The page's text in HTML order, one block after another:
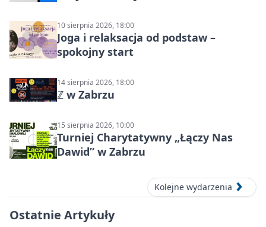
10 sierpnia 2026, 18:00
Joga i relaksacja od podstaw –
spokojny start
14 sierpnia 2026, 18:00
ℤ w Zabrzu
15 sierpnia 2026, 10:00
Turniej Charytatywny „Łączy Nas
Dawid” w Zabrzu
Kolejne wydarzenia
Ostatnie Artykuły